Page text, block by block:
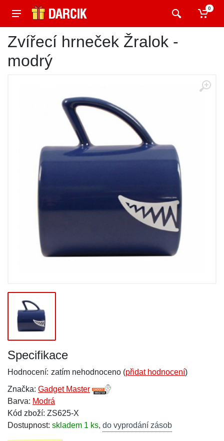
0
Zvířecí hrneček Žralok -
modrý
Specifikace
Hodnocení: zatím nehodnoceno (přidat hodnocení)
Značka: Gadget Master
Barva: Modrá
Kód zboží: ZS625-X
Dostupnost: skladem 1 ks, do vyprodání zásob